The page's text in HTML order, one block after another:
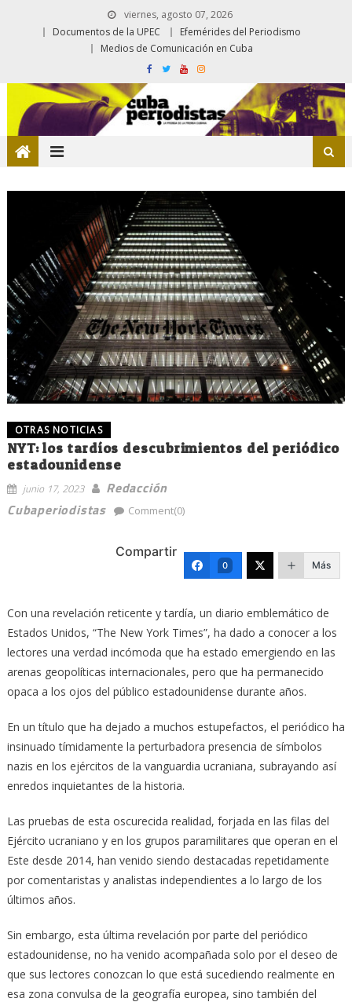
viernes, agosto 07, 2026
Documentos de la UPEC
Efemérides del Periodismo
Medios de Comunicación en Cuba
OTRAS NOTICIAS
NYT: los tardíos descubrimientos del periódico
estadounidense
junio 17, 2023
Redacción
Cubaperiodistas
Comment(0)
Compartir
0 Más
Con una revelación reticente y tardía, un diario emblemático de
Estados Unidos, “The New York Times”, ha dado a conocer a los
lectores una verdad incómoda que ha estado emergiendo en las
arenas geopolíticas internacionales, pero que ha permanecido
opaca a los ojos del público estadounidense durante años.
En un título que ha dejado a muchos estupefactos, el periódico ha
insinuado tímidamente la perturbadora presencia de símbolos
nazis en los ejércitos de la vanguardia ucraniana, subrayando así
enredos inquietantes de la historia.
Las pruebas de esta oscurecida realidad, forjada en las filas del
Ejército ucraniano y en los grupos paramilitares que operan en el
Este desde 2014, han venido siendo destacadas repetidamente
por comentaristas y analistas independientes a lo largo de los
últimos años.
Sin embargo, esta última revelación por parte del periódico
estadounidense, no ha venido acompañada solo por el deseo de
que sus lectores conozcan lo que está sucediendo realmente en
esa zona convulsa de la geografía europea, sino también del